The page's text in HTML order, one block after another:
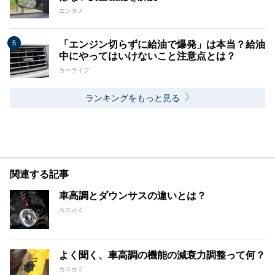
エンタメ
「エンジン切らずに給油で爆発」は本当？給油
中にやってはいけないこと注意点とは？
カーライフ
ランキングをもっと見る
関連する記事
車高調とダウンサスの違いとは？
カスカミ
よく聞く、車高調の機能の減衰力調整って何？
カスカミ